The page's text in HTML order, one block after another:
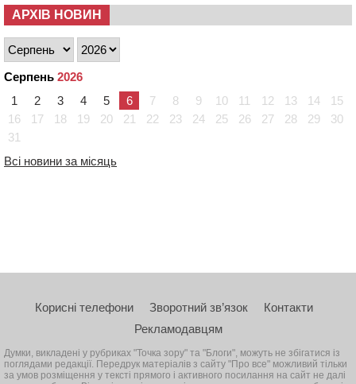
АРХІВ НОВИН
Серпень 2026
1
2 3 4 5 6 7 8 9 10 11 12 13 14
15
16
17 18 19 20 21 22 23 24 25 26 27 28 29
30
31
Всі новини за місяць
Корисні телефони Зворотний зв’язок
Контакти
Рекламодавцям
Думки, викладені у рубриках "Точка зору" та "Блоги", можуть не збігатися із
поглядами редакції. Передрук матеріалів з сайту "Про все" можливий тільки
за умов розміщення у тексті прямого і активного посилання на сайт не далі